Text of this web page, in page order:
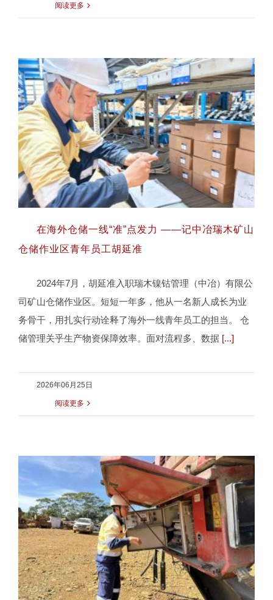
阅读更多
在海外仓储一线“准”点发力 ——记中冶瑞
木矿山仓储作业区青年员工胡延准
在海外仓储一线“准”点发力 ——记中冶瑞木矿山
仓储作业区青年员工胡延准
2024年7月，胡延准入职瑞木镍钴管理（中冶）有限公
司矿山仓储作业区。短短一年多，他从一名新人成长为业
务骨干，用扎实行动诠释了海外一线青年员工的担当。 仓
储管理关乎生产物资保障效率。面对流程多、数据 [...]
2026年06月25日
阅读更多